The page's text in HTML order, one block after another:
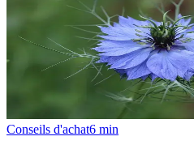
Conseils d'achat6 min